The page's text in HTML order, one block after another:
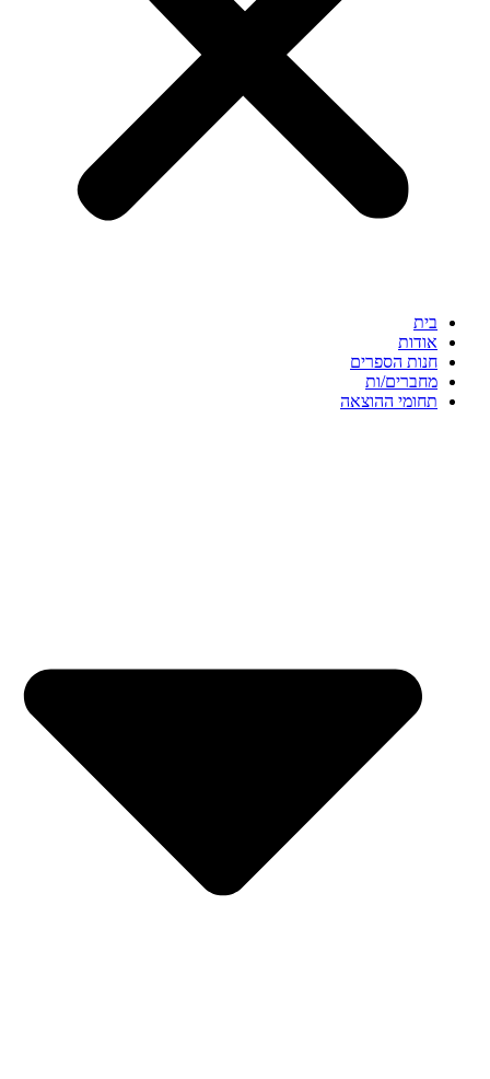
בית
אודות
חנות הספרים
מחברים/ות
תחומי ההוצאה